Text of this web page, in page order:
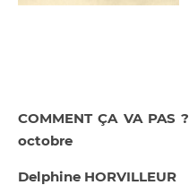
COMMENT ÇA VA PAS ?
octobre
Delphine HORVILLEUR